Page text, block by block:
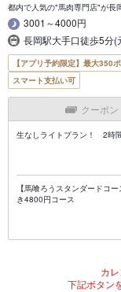
都内で人気の"馬肉専門店"が長
3001～4000円
長岡駅大手口徒歩5分(
【アプリ予約限定】最大350
スマート支払い可
クーポン
生なしライトプラン！ 2
【馬喰ろうスタンダードコ
き4800円コース
カ
下記ボタン